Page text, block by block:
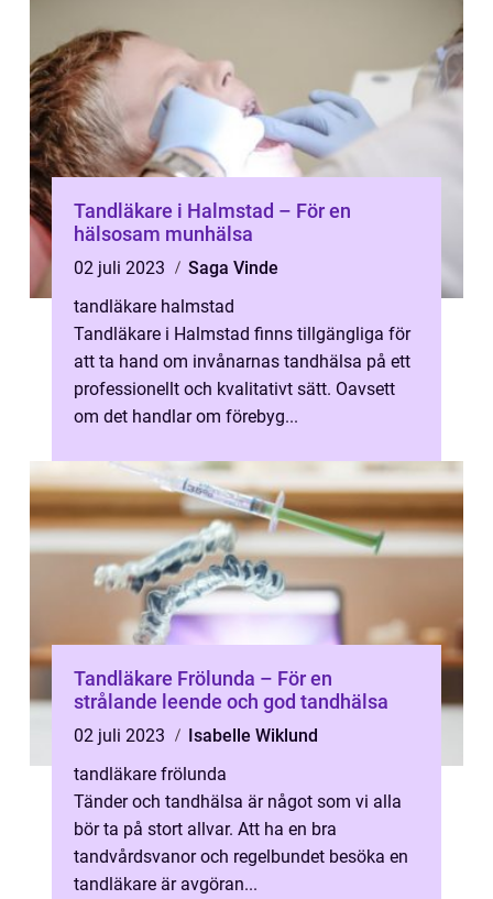
Tandläkare i Halmstad – För en
hälsosam munhälsa
02 juli 2023
Saga Vinde
tandläkare halmstad
Tandläkare i Halmstad finns tillgängliga för
att ta hand om invånarnas tandhälsa på ett
professionellt och kvalitativt sätt. Oavsett
om det handlar om förebyg...
Tandläkare Frölunda – För en
strålande leende och god tandhälsa
02 juli 2023
Isabelle Wiklund
tandläkare frölunda
Tänder och tandhälsa är något som vi alla
bör ta på stort allvar. Att ha en bra
tandvårdsvanor och regelbundet besöka en
tandläkare är avgöran...